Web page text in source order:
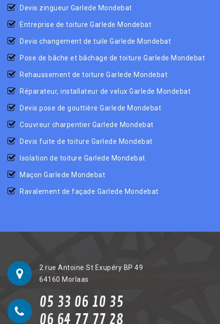
Devis zingueur Garlede Mondebat
Entreprise de toiture Garlede Mondebat
Devis changement de tuile Garlede Mondebat
Pose de bâche et bâchage de toiture Garlede Mondebat
Rehaussement de toiture Garlede Mondebat
Réparateur, installateur de velux Garlede Mondebat
Devis pose de gouttière Garlede Mondebat
Couvreur charpentier Garlede Mondebat
Devis fuite de toiture Garlede Mondebat
Isolation de toiture Garlede Mondebat
Maçon Garlede Mondebat
Ravalement de façade Garlede Mondebat
2 rue Antoine St Exupéry BP 49
64160 Morlaas
05 33 06 10 35
06 64 77 77 28